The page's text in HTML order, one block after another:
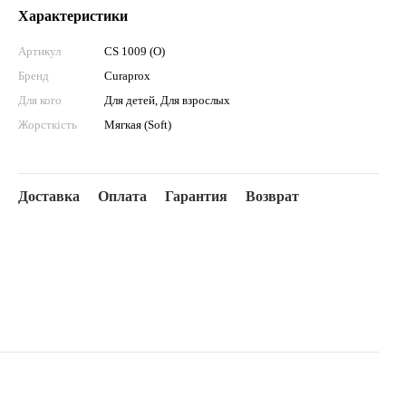
Характеристики
Артикул
CS 1009 (O)
Бренд
Curaprox
Для кого
Для детей, Для взрослых
Жорсткість
Мягкая (Soft)
Доставка Оплата Гарантия Возврат